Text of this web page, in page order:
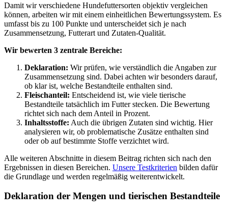
Damit wir verschiedene Hundefuttersorten objektiv vergleichen
können, arbeiten wir mit einem einheitlichen Bewertungssystem. Es
umfasst bis zu 100 Punkte und unterscheidet sich je nach
Zusammensetzung, Futterart und Zutaten-Qualität.
Wir bewerten 3 zentrale Bereiche:
Deklaration: Wir prüfen, wie verständlich die Angaben zur
Zusammensetzung sind. Dabei achten wir besonders darauf,
ob klar ist, welche Bestandteile enthalten sind.
Fleischanteil: Entscheidend ist, wie viele tierische
Bestandteile tatsächlich im Futter stecken. Die Bewertung
richtet sich nach dem Anteil in Prozent.
Inhaltsstoffe: Auch die übrigen Zutaten sind wichtig. Hier
analysieren wir, ob problematische Zusätze enthalten sind
oder ob auf bestimmte Stoffe verzichtet wird.
Alle weiteren Abschnitte in diesem Beitrag richten sich nach den
Ergebnissen in diesen Bereichen. Unsere Testkriterien bilden dafür
die Grundlage und werden regelmäßig weiterentwickelt.
Deklaration der Mengen und tierischen Bestandteile